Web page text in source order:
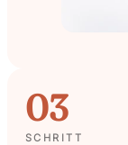
03
SCHRITT